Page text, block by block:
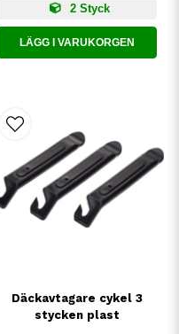
2 Styck
LÄGG I VARUKORGEN
Däckavtagare cykel 3
stycken plast